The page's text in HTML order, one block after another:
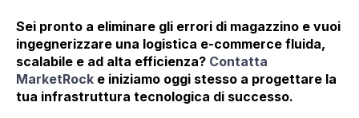
Sei pronto a eliminare gli errori di magazzino e vuoi
ingegnerizzare una logistica e-commerce fluida,
scalabile e ad alta efficienza? Contatta
MarketRock e iniziamo oggi stesso a progettare la
tua infrastruttura tecnologica di successo.